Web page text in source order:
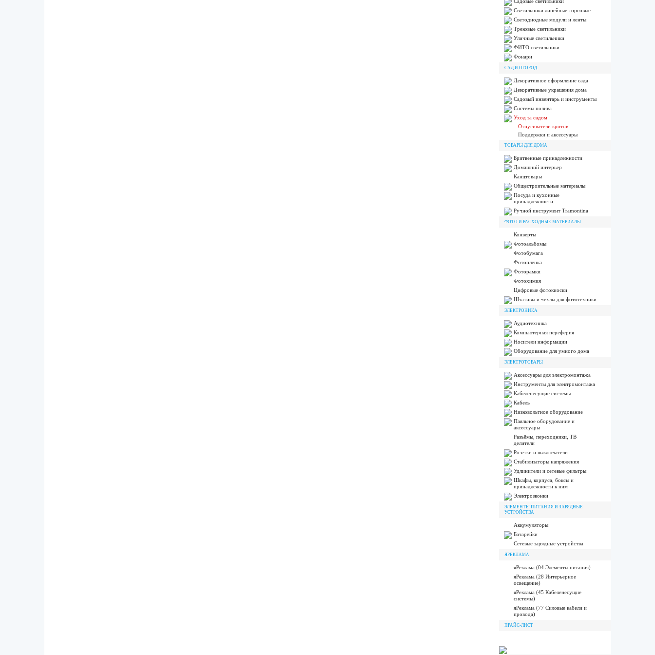
Светильники линейные торговые
Светодиодные модули и ленты
Трековые светильники
Уличные светильники
ФИТО светильники
Фонари
САД И ОГОРОД
Декоративное оформление сада
Декоративные украшения дома
Садовый инвентарь и инструменты
Системы полива
Уход за садом
Отпугиватели кротов
Поддержки и аксессуары
ТОВАРЫ ДЛЯ ДОМА
Бритвенные принадлежности
Домашний интерьер
Канцтовары
Общестроительные материалы
Посуда и кухонные
принадлежности
Ручной инструмент Tramontina
ФОТО И РАСХОДНЫЕ МАТЕРИАЛЫ
Конверты
Фотоальбомы
Фотобумага
Фотопленка
Фоторамки
Фотохимия
Цифровые фотокиоски
Штативы и чехлы для фототехники
ЭЛЕКТРОНИКА
Аудиотехника
Компьютерная переферия
Носители информации
Оборудование для умного дома
ЭЛЕКТРОТОВАРЫ
Аксессуары для электромонтажа
Инструменты для электромонтажа
Кабеленесущие системы
Кабель
Низковольтное оборудование
Паяльное оборудование и
аксессуары
Разъёмы, переходники, ТВ
делители
Розетки и выключатели
Стабилизаторы напряжения
Удлинители и сетевые фильтры
Шкафы, корпуса, боксы и
принадлежности к ним
Электрозвонки
ЭЛЕМЕНТЫ ПИТАНИЯ И ЗАРЯДНЫЕ
УСТРОЙСТВА
Аккумуляторы
Батарейки
Сетевые зарядные устройства
ЯРЕКЛАМА
яРеклама (04 Элементы питания)
яРеклама (28 Интерьерное
освещение)
яРеклама (45 Кабеленесущие
системы)
яРеклама (77 Силовые кабели и
провода)
ПРАЙС-ЛИСТ